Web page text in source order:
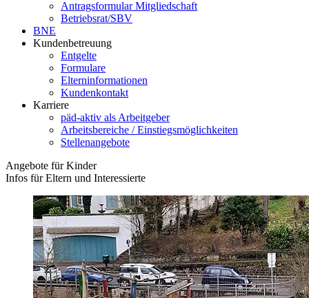
Antragsformular Mitgliedschaft
Betriebsrat/SBV
BNE
Kundenbetreuung
Entgelte
Formulare
Elterninformationen
Kundenkontakt
Karriere
päd-aktiv als Arbeitgeber
Arbeitsbereiche / Einstiegsmöglichkeiten
Stellenangebote
Angebote für Kinder
Infos für Eltern und Interessierte